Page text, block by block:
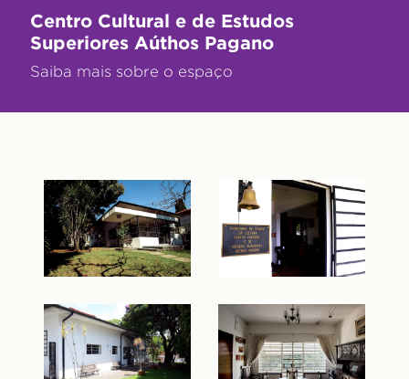
Centro Cultural e de Estudos
Superiores Aúthos Pagano
Saiba mais sobre o espaço